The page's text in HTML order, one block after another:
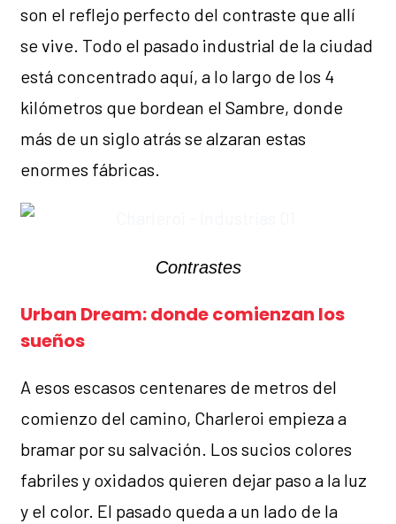
son el reflejo perfecto del contraste que allí
se vive. Todo el pasado industrial de la ciudad
está concentrado aquí, a lo largo de los 4
kilómetros que bordean el Sambre, donde
más de un siglo atrás se alzaran estas
enormes fábricas.
Contrastes
Urban Dream: donde comienzan los
sueños
A esos escasos centenares de metros del
comienzo del camino, Charleroi empieza a
bramar por su salvación. Los sucios colores
fabriles y oxidados quieren dejar paso a la luz
y el color. El pasado queda a un lado de la